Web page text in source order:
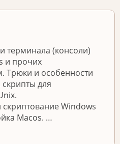
терминала (консоли)
и прочих
Трюки и особенности
для
Windows
Macos. …